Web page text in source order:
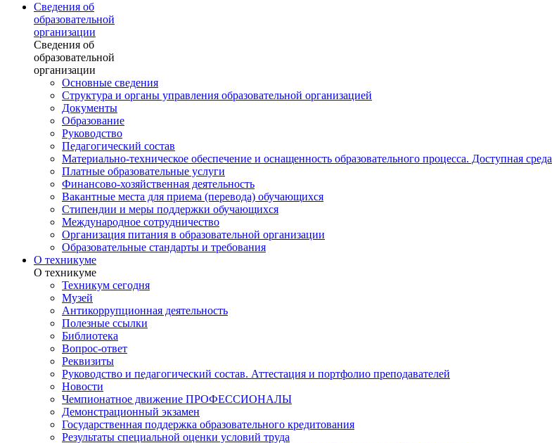
Сведения об
образовательной
организации
Сведения об
образовательной
организации
Основные сведения
Структура и органы управления образовательной организацией
Документы
Образование
Руководство
Педагогический состав
Материально-техническое обеспечение и оснащенность образовательного процесса. Доступная среда
Платные образовательные услуги
Финансово-хозяйственная деятельность
Вакантные места для приема (перевода) обучающихся
Стипендии и меры поддержки обучающихся
Международное сотрудничество
Организация питания в образовательной организации
Образовательные стандарты и требования
О техникуме
О техникуме
Техникум сегодня
Музей
Антикоррупционная деятельность
Полезные ссылки
Библиотека
Вопрос-ответ
Реквизиты
Руководство и педагогический состав. Аттестация и портфолио преподавателей
Новости
Чемпионатное движение ПРОФЕССИОНАЛЫ
Демонстрационный экзамен
Государственная поддержка образовательного кредитования
Результаты специальной оценки условий труда